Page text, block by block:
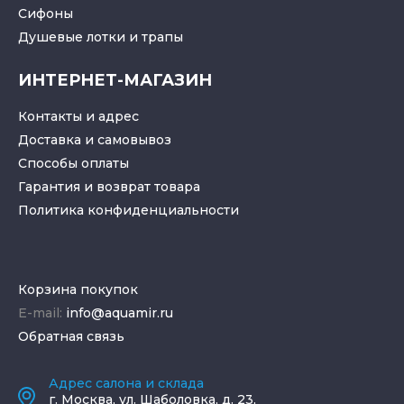
Cифоны
Душевые лотки и трапы
ИНТЕРНЕТ-МАГАЗИН
Контакты и адрес
Доставка и самовывоз
Способы оплаты
Гарантия и возврат товара
Политика конфиденциальности
Корзина покупок
E-mail: info@aquamir.ru
Обратная связь
Адрес салона и склада
г. Москва, ул. Шаболовка, д. 23,